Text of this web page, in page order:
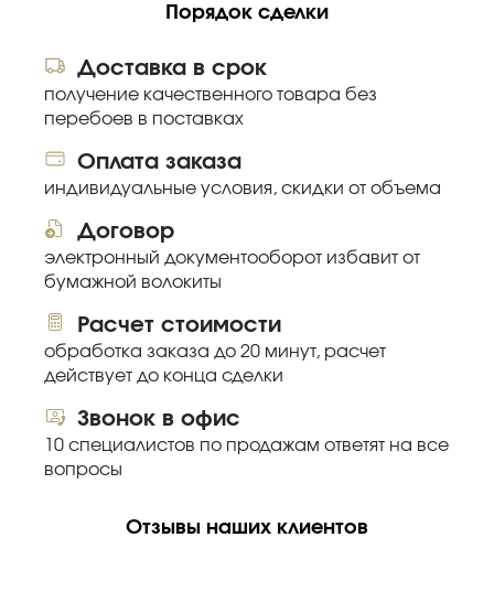
Порядок сделки
Доставка в срок
получение качественного товара без
перебоев в поставках
Оплата заказа
индивидуальные условия, скидки от объема
Договор
электронный документооборот избавит от
бумажной волокиты
Расчет стоимости
обработка заказа до 20 минут, расчет
действует до конца сделки
Звонок в офис
10 специалистов по продажам ответят на все
вопросы
Отзывы наших клиентов